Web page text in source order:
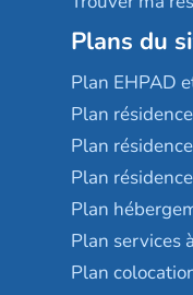
Plans du
Plan EHPAD
Plan
Plan
Plan
Plan
Plan services
Plan